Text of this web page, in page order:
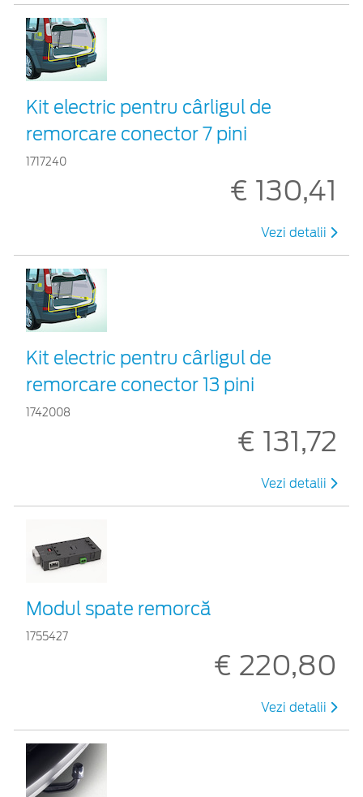
Kit electric pentru cârligul de
remorcare conector 7 pini
1717240
€ 130,41
Vezi detalii
Kit electric pentru cârligul de
remorcare conector 13 pini
1742008
€ 131,72
Vezi detalii
Modul spate remorcă
1755427
€ 220,80
Vezi detalii